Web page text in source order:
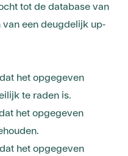
tot de database van
van een deugdelijk up-
het opgegeven
te raden is.
het opgegeven
het opgegeven